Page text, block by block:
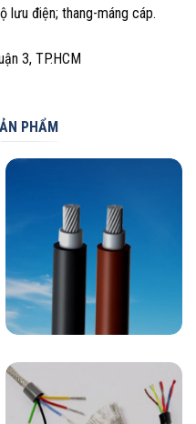
lưu điện; thang-máng cáp.
3, TP.HCM
PHẨM